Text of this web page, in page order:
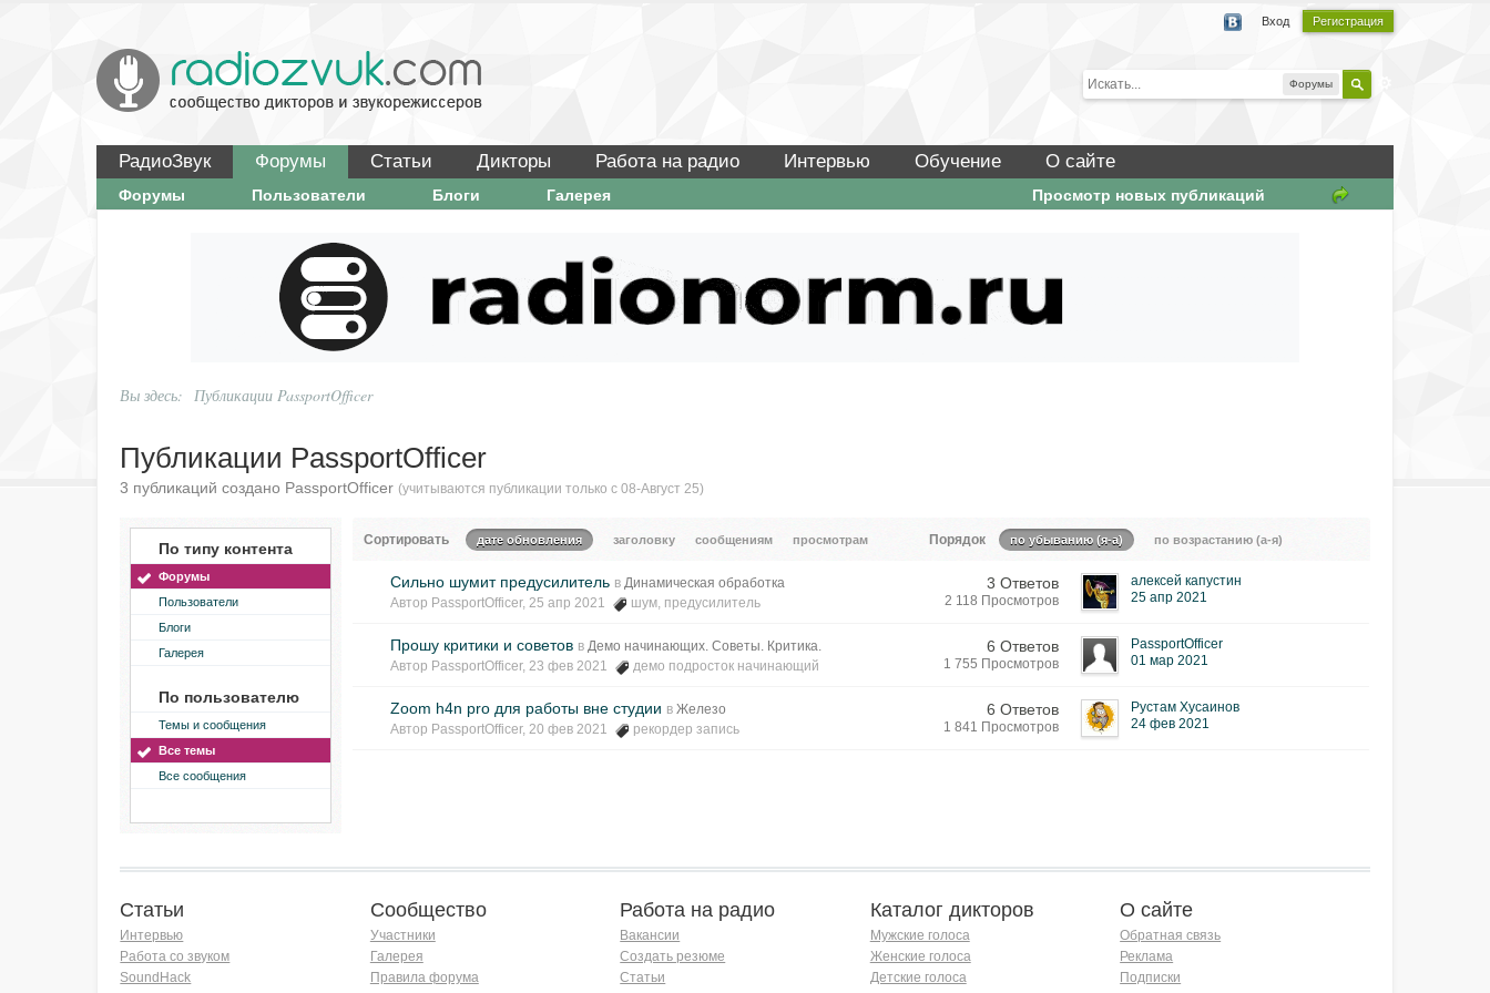
Вход Регистрация
Форумы
РадиоЗвук Форумы Статьи Дикторы Работа на радио Интервью Обучение О сайте
Просмотр новых публикаций
Форумы Пользователи Блоги Галерея
Вы здесь: Публикации PassportOfficer
Публикации PassportOfficer
3 публикаций создано PassportOfficer (учитываются публикации только с 08-Август 25)
По типу контента
Форумы
Пользователи
Блоги
Галерея
По пользователю
Темы и сообщения
Все темы
Все сообщения
Сортировать дате обновления заголовку сообщениям просмотрам Порядок по убыванию (я-а) по возрастанию (а-я)
Сильно шумит предусилитель в Динамическая обработка
Автор PassportOfficer, 25 апр 2021 шум, предусилитель
3 Ответов
2 118 Просмотров
алексей капустин
25 апр 2021
Прошу критики и советов в Демо начинающих. Советы. Критика.
Автор PassportOfficer, 23 фев 2021 демо подросток начинающий
6 Ответов
1 755 Просмотров
PassportOfficer
01 мар 2021
Zoom h4n pro для работы вне студии в Железо
Автор PassportOfficer, 20 фев 2021 рекордер запись
6 Ответов
1 841 Просмотров
Рустам Хусаинов
24 фев 2021
Статьи
Интервью
Работа со звуком
SoundHack
Сообщество
Участники
Галерея
Правила форума
Работа на радио
Вакансии
Создать резюме
Статьи
Каталог дикторов
Мужские голоса
Женские голоса
Детские голоса
О сайте
Обратная связь
Реклама
Подписки